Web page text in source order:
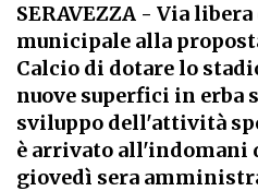
SERAVEZZA - Via libera
municipale alla
Calcio di dotare lo
nuove superfici in erba
sviluppo dell'attività
è arrivato all'indomani
giovedì sera